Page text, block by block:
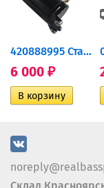
420888995 Стартер для...
6 000 ₽
Склад